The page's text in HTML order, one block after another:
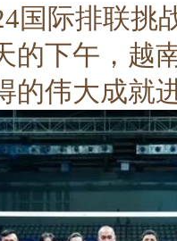
国际排联挑
的下午，越
的伟大成就